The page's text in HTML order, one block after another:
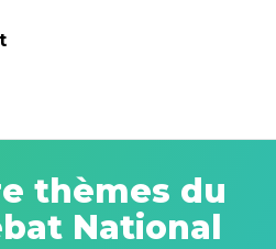
thèmes du
National